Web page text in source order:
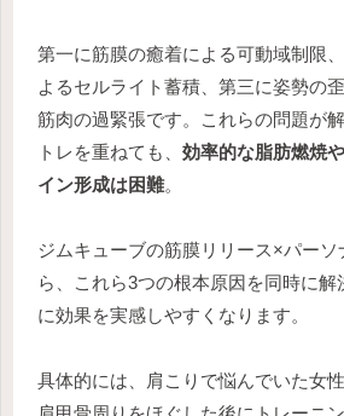
第一に筋膜の癒着による可動域制限
よるセルライト蓄積、第三に姿勢の
筋肉の過緊張です。これらの問題が
トレを重ねても、 効率的な脂肪燃焼
イン形成は困難。
ジムキューブの筋膜リリース×パー
ら、これら3つの根本原因を同時に
に効果を実感しやすくなります。
具体的には、肩こりで悩んでいた女